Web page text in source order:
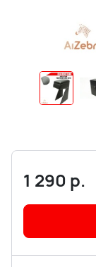
1 290 р.